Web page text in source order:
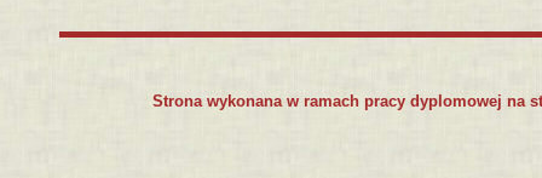
Strona wykonana w ramach pracy dyplomowej na